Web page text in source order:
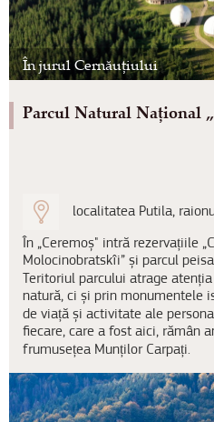
În jurul Cernăuțiului
Parcul Natural Național
localitatea Putila,
În „Ceremoș" intră rezervațiile
Molocinobratskîi” și parcul
Teritoriul parcului atrage
natură, ci și prin monumentele
de viață și activitate ale
fiecare, care a fost aici, rămân
frumusețea Munților Carpați.